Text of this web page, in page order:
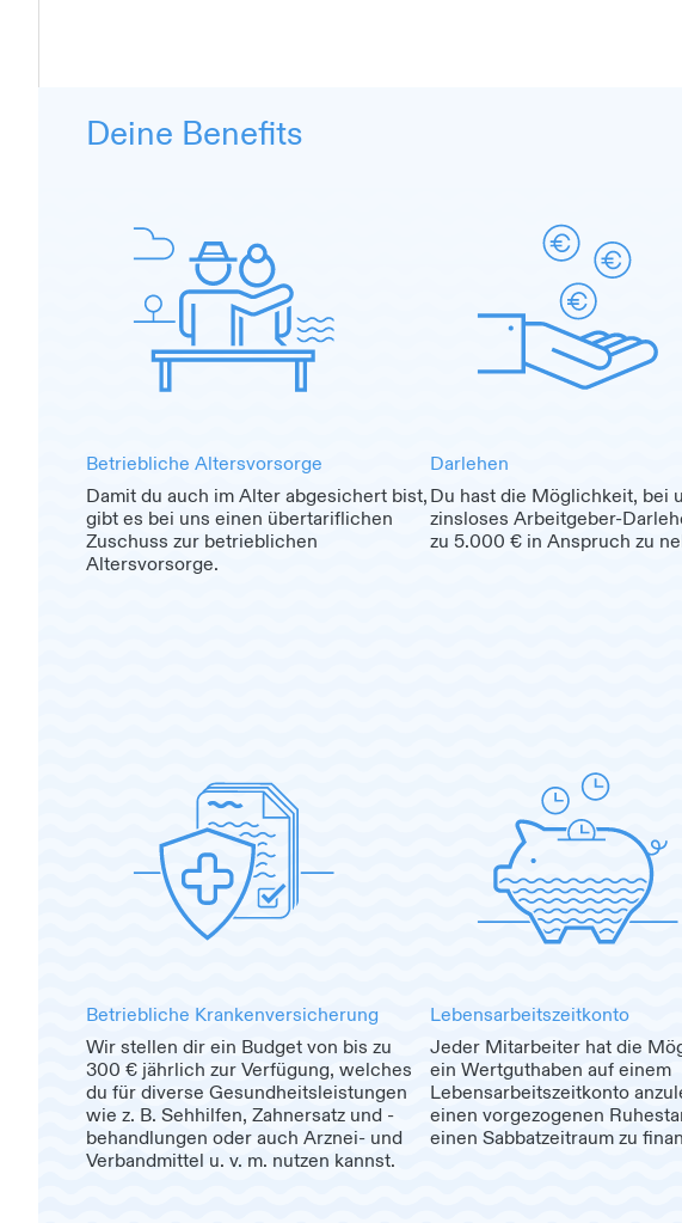
Deine Benefits
Betriebliche Altersvorsorge
Damit du auch im Alter abgesichert bist,
gibt es bei uns einen übertariflichen
Zuschuss zur betrieblichen
Altersvorsorge.
Darlehen
Du hast die Möglichkeit, bei
zinsloses Arbeitgeber-
zu 5.000 € in Anspruch zu
Betriebliche Krankenversicherung
Wir stellen dir ein Budget von bis zu
300 € jährlich zur Verfügung, welches
du für diverse Gesundheitsleistungen
wie z. B. Sehhilfen, Zahnersatz und -
behandlungen oder auch Arznei- und
Verbandmittel u. v. m. nutzen kannst.
Lebensarbeitszeitkonto
Jeder Mitarbeiter hat die
ein Wertguthaben auf einem
Lebensarbeitszeitkonto
einen vorgezogenen
einen Sabbatzeitraum zu